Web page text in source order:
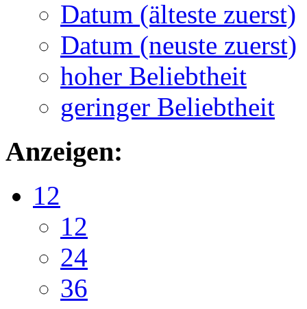
Datum (älteste zuerst)
Datum (neuste zuerst)
hoher Beliebtheit
geringer Beliebtheit
Anzeigen:
12
12
24
36